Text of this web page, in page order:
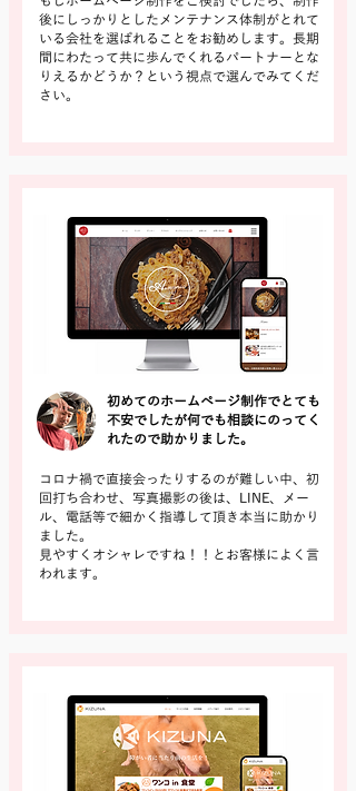
後にしっかりとしたメンテナンス体制がとれて
いる会社を選ばれることをお勧めします。長期
間にわたって共に歩んでくれるパートナーとな
りえるかどうか？という視点で選んでみてくだ
さい。
初めてのホームページ制作でとても
不安でしたが何でも相談にのってく
れたので助かりました。
コロナ禍で直接会ったりするのが難しい中、初
回打ち合わせ、写真撮影の後は、LINE、メー
ル、電話等で細かく指導して頂き本当に助かり
ました。
見やすくオシャレですね！！とお客様によく言
われます。